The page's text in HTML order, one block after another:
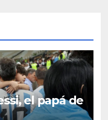
el papá de